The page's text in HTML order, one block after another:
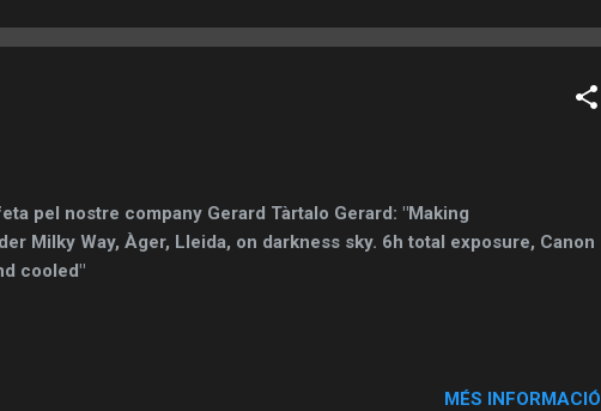
resultat ser el planeta desenfocat 😭😭. A més els núvols tampoc hi
pel nostre company Gerard Tàrtalo Gerard: "Making
Milky Way, Àger, Lleida, on darkness sky. 6h total exposure, Canon
cooled"
MÉS INFORMACIÓ